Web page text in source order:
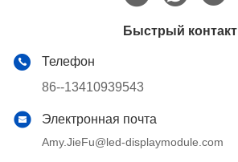
Быстрый контакт
Телефон
86--13410939543
Электронная почта
Amy.JieFu@led-displaymodule.com